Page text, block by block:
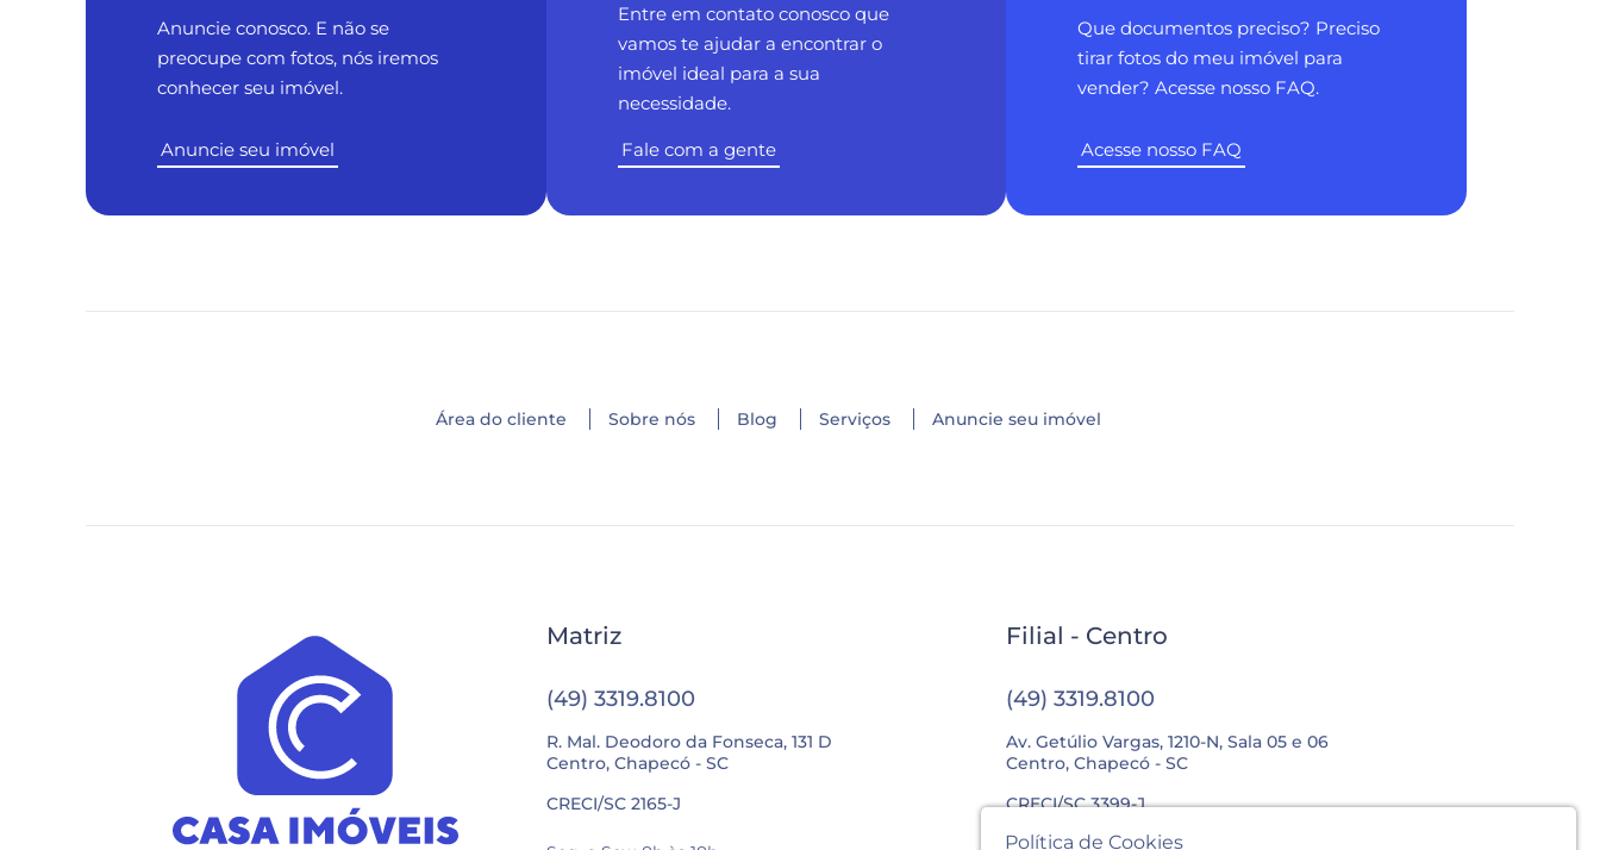
Anuncie conosco. E não se
preocupe com fotos, nós iremos
conhecer seu imóvel.
Anuncie seu imóvel
Entre em contato conosco que
vamos te ajudar a encontrar o
imóvel ideal para a sua
necessidade.
Fale com a gente
Que documentos preciso? Preciso
tirar fotos do meu imóvel para
vender? Acesse nosso FAQ.
Acesse nosso FAQ
Área do cliente Sobre nós Blog Serviços Anuncie seu imóvel
Matriz
(49) 3319.8100
R. Mal. Deodoro da Fonseca, 131 D
Centro, Chapecó - SC
CRECI/SC 2165-J
Filial - Centro
(49) 3319.8100
Av. Getúlio Vargas, 1210-N, Sala 05 e 06
Centro, Chapecó - SC
CRECI/SC 3399-J
Política de Cookies